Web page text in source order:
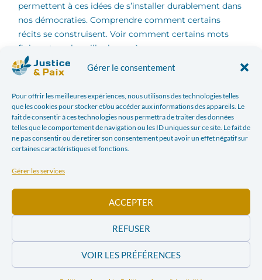
Gérer le consentement
Pour offrir les meilleures expériences, nous utilisons des technologies telles
que les cookies pour stocker et/ou accéder aux informations des appareils. Le
fait de consentir à ces technologies nous permettra de traiter des données
telles que le comportement de navigation ou les ID uniques sur ce site. Le fait de
ne pas consentir ou de retirer son consentement peut avoir un effet négatif sur
certaines caractéristiques et fonctions.
Gérer les services
ACCEPTER
REFUSER
VOIR LES PRÉFÉRENCES
permettent à ces idées de s’installer durablement dans
nos démocraties. Comprendre comment certains
récits se construisent. Voir comment certains mots
finissent par brouiller les repères.
à ce travail car il existe un danger réel à ne plus
nommer clairement ce qui est en jeu. Par ailleurs,
décrypter ces mécanismes n’est pas un exercice
théorique réservé aux spécialistes. C’est une nécessité
démocratique. Comprendre comment circulent les
manière de résister à leur installation.
n’est inéluctable. Les récits dominants peuvent être
contestés. D’autres imaginaires politiques peuvent